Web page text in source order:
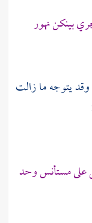
بينكن نهور
يتوجه ما زالت
على مستأنس وحد